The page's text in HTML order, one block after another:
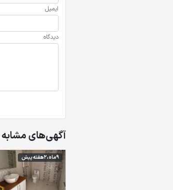
ایمیل
دیدگاه
آگهی‌های مشابه
9 ماه،2 هفته پیش